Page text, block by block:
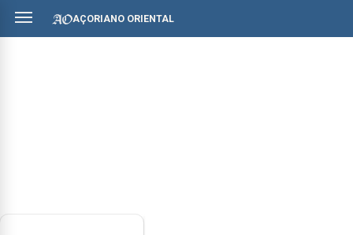
AÇORIANO ORIENTAL